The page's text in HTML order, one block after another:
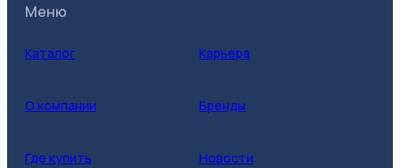
Меню
Каталог Карьера
О компании Бренды
Где купить Новости